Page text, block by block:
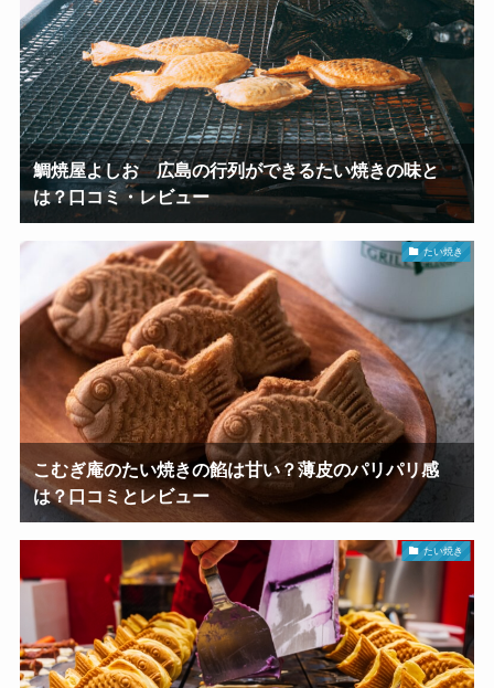
鯛焼屋よしお 広島の行列ができるたい焼きの味と
は？口コミ・レビュー
たい焼き
こむぎ庵のたい焼きの餡は甘い？薄皮のパリパリ感
は？口コミとレビュー
たい焼き